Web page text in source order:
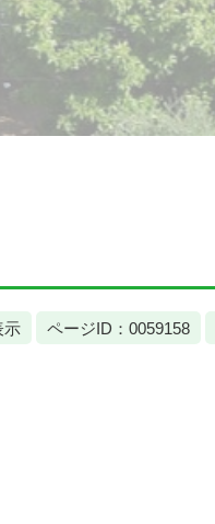
示 ページID：0059158